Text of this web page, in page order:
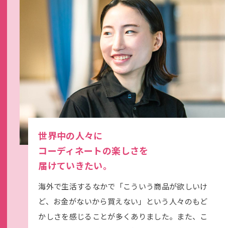
世界中の人々に
コーディネートの楽しさを
届けていきたい。
海外で生活するなかで「こういう商品が欲しいけ
ど、お金がないから買えない」という人々のもど
かしさを感じることが多くありました。また、こ